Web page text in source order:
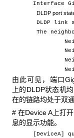
Interface
DLDP port
DLDP link
The
Neighbor
由此可见，端口
上的DLDP状态机
在的链路均处于双通
# 在Device A上打
息的显示功能。
[DeviceA]